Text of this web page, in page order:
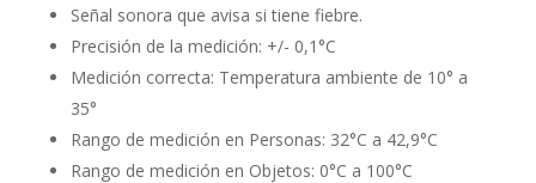
Señal sonora que avisa si tiene fiebre.
Precisión de la medición: +/- 0,1°C
Medición correcta: Temperatura ambiente de 10° a
35°
Rango de medición en Personas: 32°C a 42,9°C
Rango de medición en Objetos: 0°C a 100°C